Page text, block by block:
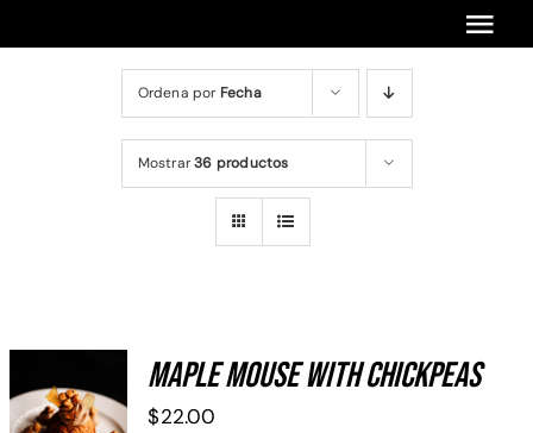
al
Encuentros Anteriores
Ordena por Fecha
Mostrar36 productos
ADD TO
CART
/
Maple Mouse With Chickpeas
$22.00